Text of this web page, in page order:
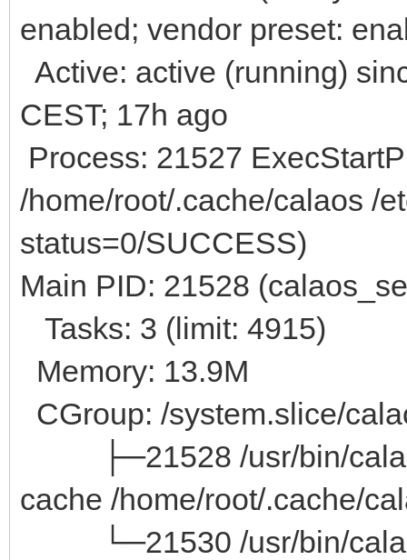
enabled; vendor preset:
Active: active (running)
CEST; 17h ago
Process: 21527
/home/root/.cache/calaos /
status=0/SUCCESS)
Main PID: 21528
Tasks: 3 (limit: 4915)
Memory: 13.9M
CGroup: /system.slice/
├─21528 /usr/bin/
cache /home/root/.cache/
└─21530 /usr/bin/